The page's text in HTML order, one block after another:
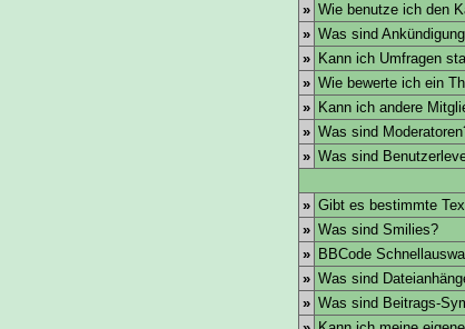
» Wie benutze ich den
» Was sind
» Kann ich Umfragen
» Wie bewerte ich ein
» Kann ich andere
» Was sind
» Was sind
» Gibt es bestimmte
» Was sind Smilies?
» BBCode
» Was sind
» Was sind Beitrags-